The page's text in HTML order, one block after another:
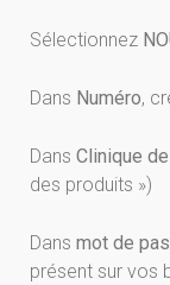
Sélectionnez
Dans Numéro,
Dans Clinique
des produits »)
Dans mot de
présent sur vos